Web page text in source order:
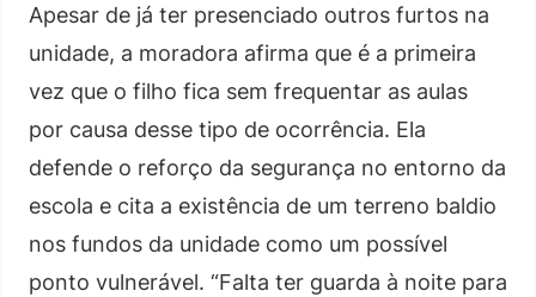
Apesar de já ter presenciado outros furtos na
unidade, a moradora afirma que é a primeira
vez que o filho fica sem frequentar as aulas
por causa desse tipo de ocorrência. Ela
defende o reforço da segurança no entorno da
escola e cita a existência de um terreno baldio
nos fundos da unidade como um possível
ponto vulnerável. “Falta ter guarda à noite para